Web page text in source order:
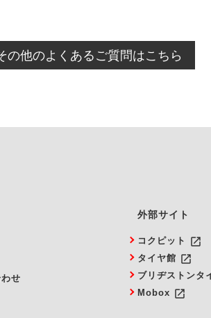
キャンセルをご希望の際は、直接ご予
の他のよくあるご質問はこちら
せ
外部サイト
コクピット launch
タイヤ館 launch
ブリヂストンタ
Mobox launch